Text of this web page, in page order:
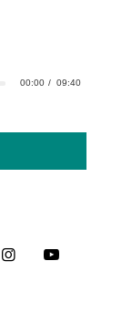
00:00 09:40